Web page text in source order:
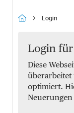
Login
Login
Diese
optimiert.